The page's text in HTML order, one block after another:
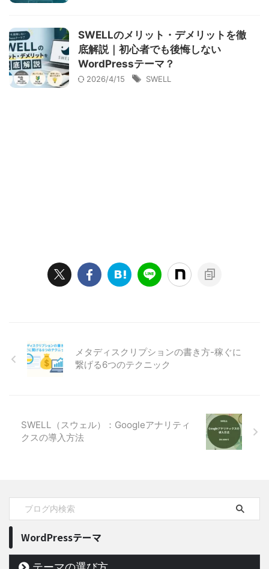
SWELLのメリット・デメリットを徹
底解説｜初心者でも後悔しない
WordPressテーマ？
2026/4/15 SWELL
メタディスクリプションの書き方-稼ぐに
繋げる6つのテクニック
SWELL（スウェル）：Googleアナリティ
クスの導入方法
WordPressテーマ